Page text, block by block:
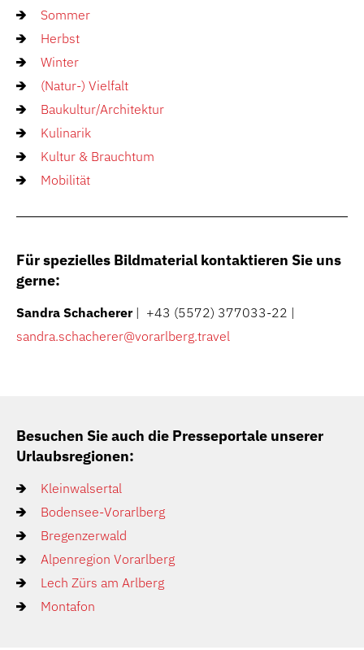
Sommer
Herbst
Winter
(Natur-) Vielfalt
Baukultur/Architektur
Kulinarik
Kultur & Brauchtum
Mobilität
Für spezielles Bildmaterial kontaktieren Sie uns
gerne:
Sandra Schacherer| +43 (5572) 377033-22 |
sandra.schacherer@vorarlberg.travel
Besuchen Sie auch die Presseportale unserer
Urlaubsregionen:
Kleinwalsertal
Bodensee-Vorarlberg
Bregenzerwald
Alpenregion Vorarlberg
Lech Zürs am Arlberg
Montafon